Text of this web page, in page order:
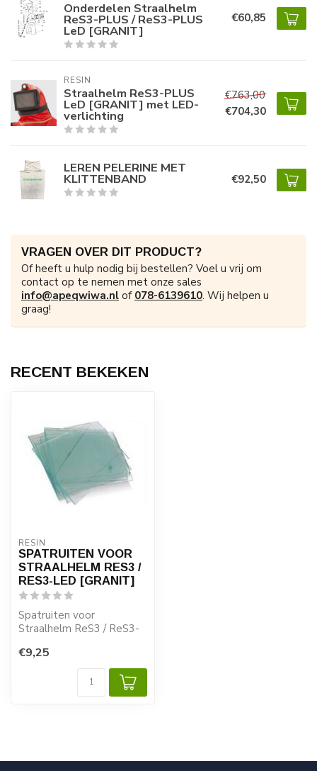
Onderdelen Straalhelm
ReS3-PLUS / ReS3-PLUS
LeD [GRANIT]
€60,85
RESIN
Straalhelm ReS3-PLUS
LeD [GRANIT] met LED-
verlichting
€763,00
€704,30
LEREN PELERINE MET
KLITTENBAND €92,50
VRAGEN OVER DIT PRODUCT?
Of heeft u hulp nodig bij bestellen? Voel u vrij om
contact op te nemen met onze sales
info@apeqwiwa.nl of 078-6139610. Wij helpen u
graag!
RECENT BEKEKEN
RESIN
SPATRUITEN VOOR
STRAALHELM RES3 /
RES3-LED [GRANIT]
Spatruiten voor
Straalhelm ReS3 / ReS3-
Maat 183 x 137 x 2 mm.
€9,25